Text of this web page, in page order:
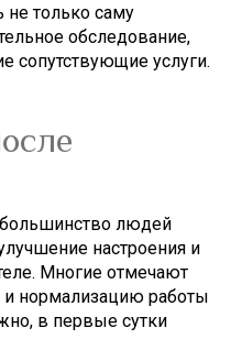
только саму
обследование,
сопутствующие услуги.
людей
настроения и
Многие отмечают
и нормализацию работы
в первые сутки